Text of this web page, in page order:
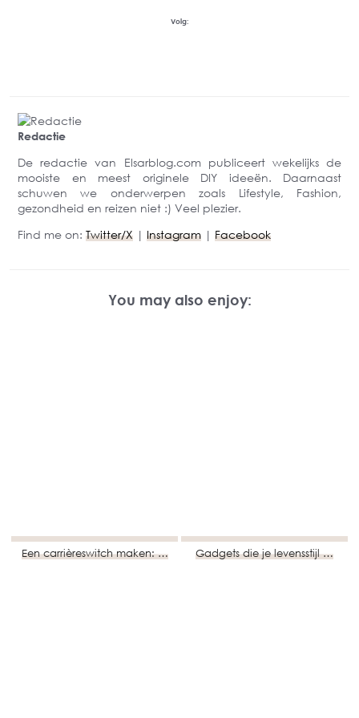
Volg:
Redactie
De redactie van Elsarblog.com publiceert wekelijks de
mooiste en meest originele DIY ideeën. Daarnaast
schuwen we onderwerpen zoals Lifestyle, Fashion,
gezondheid en reizen niet :) Veel plezier.
Find me on: Twitter/X | Instagram | Facebook
You may also enjoy:
Een carrièreswitch maken: … Gadgets die je levensstijl …